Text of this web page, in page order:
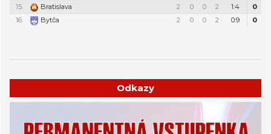
15.
Bratislava 2 0 0 2 1:4
0
16.
Bytča 2 0 0 2 0:9 0
Odkazy